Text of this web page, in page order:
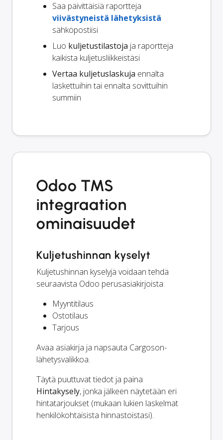
Saa päivittäisiä raportteja
viivästyneistä lähetyksistä
sähköpostiisi
Luo kuljetustilastoja ja raportteja
kaikista kuljetusliikkeistäsi
Vertaa kuljetuslaskuja ennalta
laskettuihin tai ennalta sovittuihin
summiin
Odoo TMS
integraation
ominaisuudet
Kuljetushinnan kyselyt
Kuljetushinnan kyselyjä voidaan tehdä
seuraavista Odoo perusasiakirjoista:
Myyntitilaus
Ostotilaus
Tarjous
Avaa asiakirja ja napsauta Cargoson-
lähetysvalikkoa.
Täytä puuttuvat tiedot ja paina
Hintakysely, jonka jälkeen näytetään eri
hintatarjoukset (mukaan lukien laskelmat
henkilökohtaisista hinnastoistasi).